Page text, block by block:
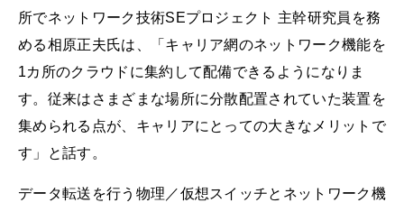
所でネットワーク技術SEプロジェクト 主幹研究員を務
める相原正夫氏は、「キャリア網のネットワーク機能を
1カ所のクラウドに集約して配備できるようになりま
す。従来はさまざまな場所に分散配置されていた装置を
集められる点が、キャリアにとっての大きなメリットで
す」と話す。
データ転送を行う物理／仮想スイッチとネットワーク機